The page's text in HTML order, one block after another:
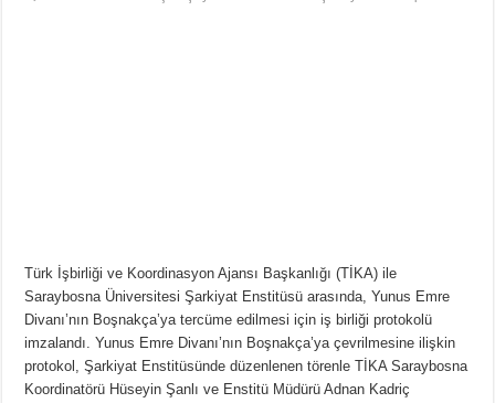
Türk İşbirliği ve Koordinasyon Ajansı Başkanlığı (TİKA) ile
Saraybosna Üniversitesi Şarkiyat Enstitüsü arasında, Yunus Emre
Divanı’nın Boşnakça’ya tercüme edilmesi için iş birliği protokolü
imzalandı. Yunus Emre Divanı’nın Boşnakça’ya çevrilmesine ilişkin
protokol, Şarkiyat Enstitüsünde düzenlenen törenle TİKA Saraybosna
Koordinatörü Hüseyin Şanlı ve Enstitü Müdürü Adnan Kadriç